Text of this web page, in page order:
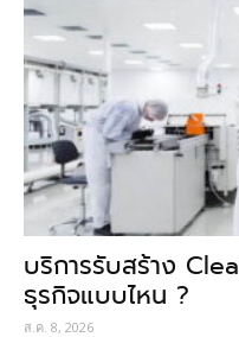
บริการรับสร้าง
ธุรกิจแบบไหน ?
ส.ค. 8, 2026